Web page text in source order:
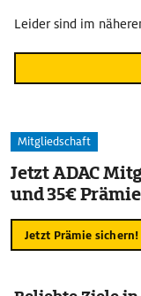
Leider sind im
Mitgliedschaft
Jetzt ADAC
und 35€
Jetzt Prämie sichern!